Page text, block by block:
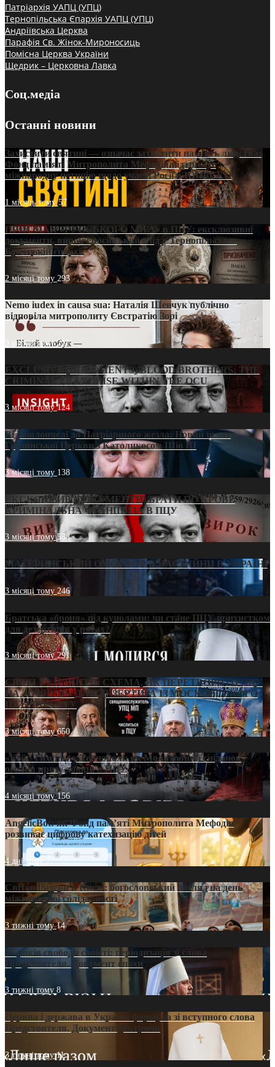
Патріархія УАПЦ (УПЦ)
Тернопільська Єпархія УАПЦ (УПЦ)
Андріївська Церква
Парафія Св. Жінок-Мироносиць
Помісна Церква України
Щедрик – Церковна Лавка
Соц.медіа
Останні новини
Захистити святині — означає захистити пам’ять людства:
Фонд пам’яті Митрополита Мефодія підтримує
міжнародну петицію щодо участі Росії в ЮНЕСКО
1 місяць тому57
ПРИСМАК «РУССЬКОГО МІРА» в ПЦУ: ексклюзивні
документи, вирок і російський слід у Тернопільсько-
Бучацькій єпархії
2 місяці тому 293
Nemo iudex in causa sua: Наталія Шевчук публічно
відповіла митрополиту Євстратію Зорі
3 місяці тому211
EXCLUSIVE (DOCUMENTS)/BLOOD BROTHERS: THE
CRIMINAL FRANCHISE WITHIN THE OCU
3 місяці тому124
Від віолончелі до Патріаршого жезла: Новий шлях
Грузинської Церкви з Католикосом Шіо III
3 місяці тому 138
ЕКСКЛЮЗИВ (ДОКУМЕНТИ)/БРАТИ ПО КРОВІ:
КРИМІНАЛЬНА ФРАНШИЗА В ПЦУ
3 місяці тому538
МАТЕРИНСЬКИЙ ОМОРФОР В ЧАС ВІЙНИ В УКРАЇНІ
3 місяці тому246
Братська «броня» під куполами: чи стане ПЦУ прихистком
для дезертирів у рясах?
3 місяці тому291
СВЯТІ УХИЛЯНТИ: СХЕМА, ЯК ПЕРЕТВОРИТИ ПЦУ
НА «ОФШОР» ДЛЯ ДЕЗЕРТИРА ІЗ МОСКОВСЬКОГО
ПАТРІАРХАТУ
3 місяці тому650
«Кейс Тихона» у Тернополі: як Молитовний сніданок
оголив кризу довіри в ПЦУ
4 місяці тому156
AngelicBot: як Фонд пам’яті Митрополита Мефодія
розвиває цифрову катехизацію дітей
4 дні тому7
Світові лідери в Києві: богословський погляд на день
міжнародної солідарності
3 тижні тому14
35 років свободи совісті: періодизація зі слова
Предстоятеля. Документ епохи
3 тижні тому 8
Церква і держава в Україні: формула зі вступного слова
Предстоятеля. Документ доктрини
3 тижні тому11